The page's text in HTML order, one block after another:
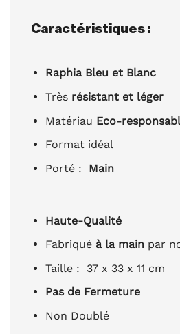
Caractéristiques :
Raphia Bleu et Blanc
Très résistant et léger
Matériau Eco-
Format idéal
Porté :
Main
Haute-Qualité
Fabriqué à la mainpar
Taille : 37 x 33 x 11 cm
Pas de Fermeture
Non Doublé